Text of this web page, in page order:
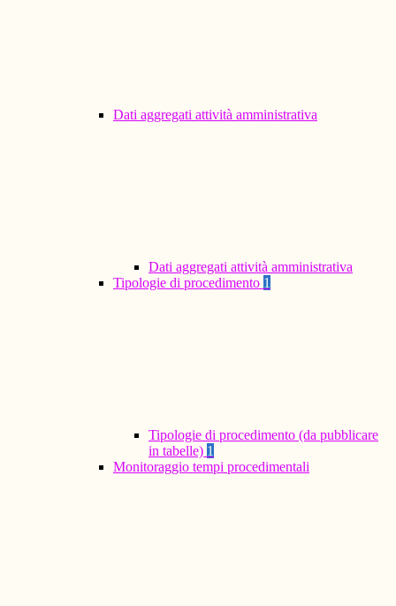
Dati aggregati attività amministrativa
Dati aggregati attività amministrativa
Tipologie di procedimento 1
Tipologie di procedimento (da pubblicare
in tabelle) 1
Monitoraggio tempi procedimentali